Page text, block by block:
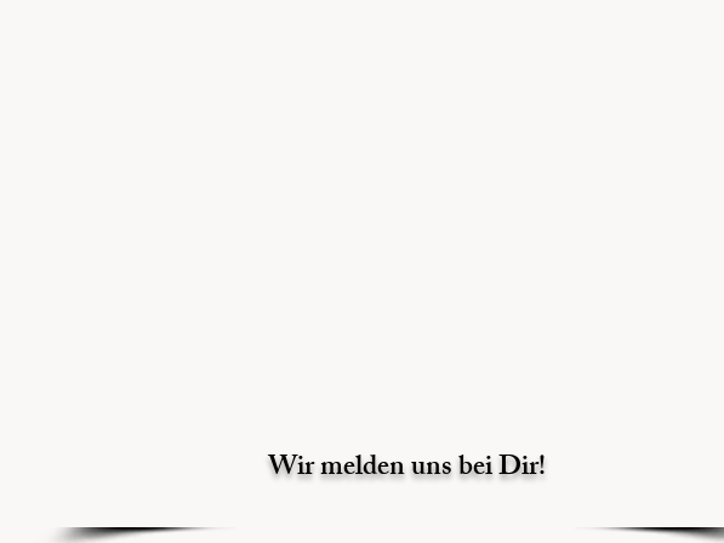
Wir melden uns bei Dir!